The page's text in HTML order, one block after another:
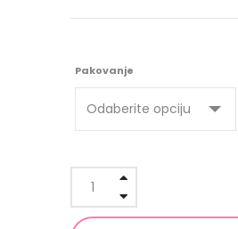
Pakovanje